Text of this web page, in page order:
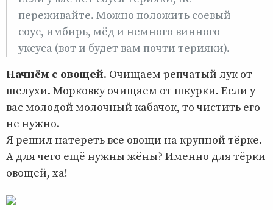
переживайте. Можно положить соевый
соус, имбирь, мёд и немного винного
уксуса (вот и будет вам почти терияки).
Начнём с овощей. Очищаем репчатый лук от
шелухи. Морковку очищаем от шкурки. Если у
вас молодой молочный кабачок, то чистить его
не нужно.
Я решил натереть все овощи на крупной тёрке.
А для чего ещё нужны жёны? Именно для тёрки
овощей, ха!